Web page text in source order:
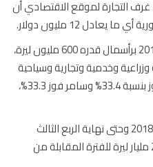
لموقع الاقتصادي أن
وتأسست شركة أمان القابضة في 2017 برأسمال قدره 600 مليون ليرة،
وخدمية وتجارية وسياحية
وعقارية، وتعود ملكيتها إلى زهير فوز بنسبة 33.4% وسامر فوز 33.3%،
وارتفعت أرباح "بنك البركة" منذ بداية 2018 وحتى نهاية الربع الثالث
ليرة، مقارنة مع 2.8 مليار ليرة للفترة المقابلة من